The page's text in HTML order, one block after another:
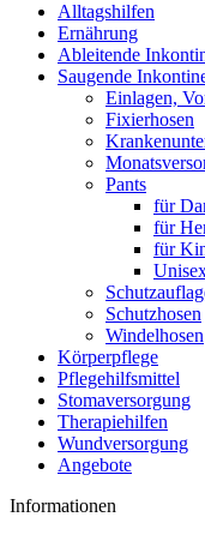
Alltagshilfen
Ernährung
Ableitende
Saugende
Einlagen,
Fixierhosen
Pants
für
für
für
Schutzhosen
Windelhosen
Körperpflege
Pflegehilfsmittel
Stomaversorgung
Therapiehilfen
Wundversorgung
Angebote
Informationen